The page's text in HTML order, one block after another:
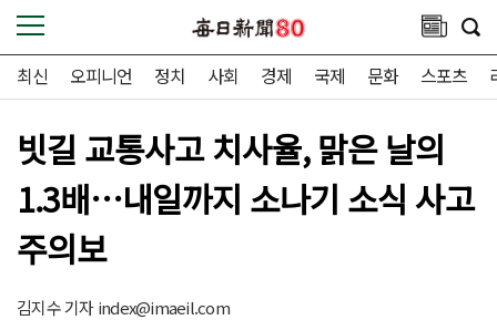
최신 오피니언 정치 사회 경제 국제 문화 스포츠
빗길 교통사고 치사율, 맑은 날의
1.3배…내일까지 소나기 소식 사고
주의보
김지수 기자index@imaeil.com